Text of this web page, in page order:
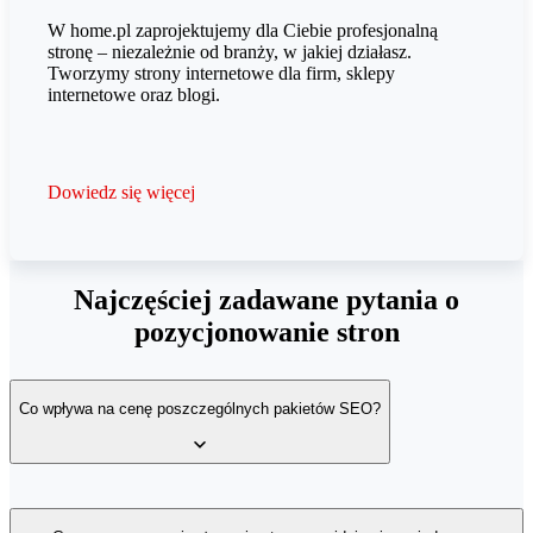
W home.pl zaprojektujemy dla Ciebie profesjonalną
stronę – niezależnie od branży, w jakiej działasz.
Tworzymy strony internetowe dla firm, sklepy
internetowe oraz blogi.
Dowiedz się więcej
Najczęściej zadawane pytania o
pozycjonowanie stron
Co wpływa na cenę poszczególnych pakietów SEO?
Cena pakietów jest uzależniona od intensywności prowadzonych